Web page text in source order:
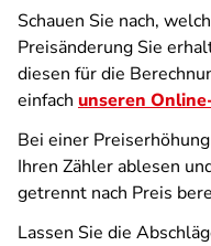
Schauen Sie nach,
Preisänderung Sie
diesen für die
einfach unseren
Bei einer
Ihren Zähler ablesen
getrennt nach Preis
Lassen Sie die